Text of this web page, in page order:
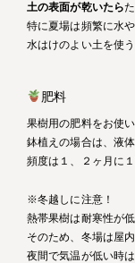
土の表面が乾いたら
特に夏場は頻繁に水
水はけのよい土を使
肥料
果樹用の肥料をお使い
鉢植えの場合は、液
頻度は１、２ヶ月に
※冬越しに注意！
熱帯果樹は耐寒性が
そのため、冬場は屋
夜間で気温が低い時